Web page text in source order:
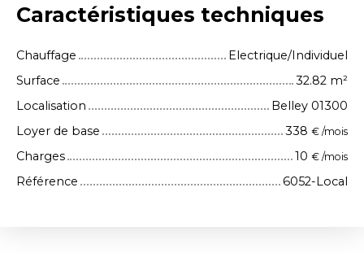
Caractéristiques techniques
Chauffage
Electrique/Individuel
Surface
32.82 m²
Localisation
Belley 01300
Loyer de base
338 € /mois
Charges 10 € /mois
Référence 6052-Local